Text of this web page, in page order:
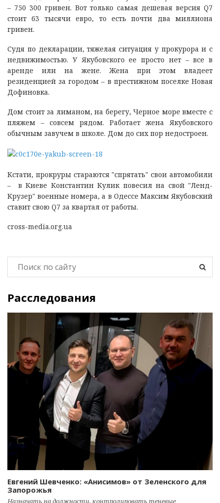
– 750 300 гривен. Вот только самая дешевая версия Q7
стоит 63 тысячи евро, то есть почти два миллиона
гривен.
Судя по декларации, тяжелая ситуация у прокурора и с
недвижимостью. У Якубовского ее просто нет – все в
аренде или на жене. Жена при этом владеет
резиденцией за городом – в престижном поселке Новая
Дофиновка.
Дом стоит за лиманом, на берегу, Черное море вместе с
пляжем – совсем рядом. Работает жена Якубовского
обычным завучем в школе. Дом до сих пор недостроен.
Кстати, прокруры стараются "спрятать" свои автомобили
– в Киеве Константин Кулик повесил на свой "Ленд-
Крузер" военные номера, а в Одессе Максим Якубовский
ставит свою Q7 за квартал от работы.
cross-media.org.ua
Расследования
Евгений Шевченко: «Анисимов» от Зеленского для
Запорожья
Назначать на должности, контролировать теневые